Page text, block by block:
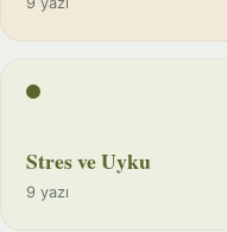
Stres ve Uyku
9 yazı